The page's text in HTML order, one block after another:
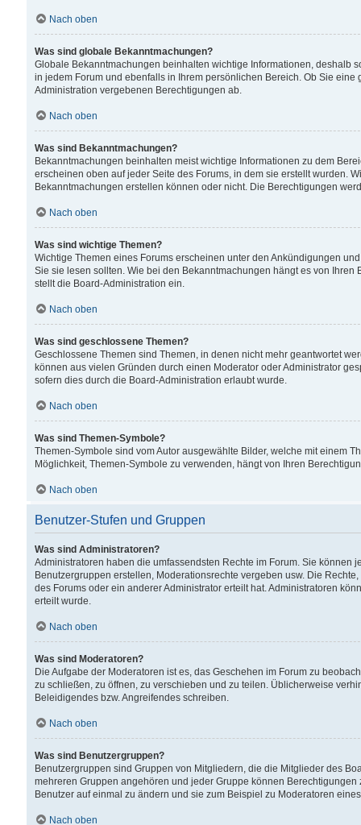
Nach oben
Was sind globale Bekanntmachungen?
Globale Bekanntmachungen beinhalten wichtige Informationen, deshalb
in jedem Forum und ebenfalls in Ihrem persönlichen Bereich. Ob Sie
Administration vergebenen Berechtigungen ab.
Nach oben
Was sind Bekanntmachungen?
Bekanntmachungen beinhalten meist wichtige Informationen zu dem
erscheinen oben auf jeder Seite des Forums, in dem sie erstellt wurden.
Bekanntmachungen erstellen können oder nicht. Die Berechtigungen
Nach oben
Was sind wichtige Themen?
Wichtige Themen eines Forums erscheinen unter den Ankündigungen
Sie sie lesen sollten. Wie bei den Bekanntmachungen hängt es von
stellt die Board-Administration ein.
Nach oben
Was sind geschlossene Themen?
Geschlossene Themen sind Themen, in denen nicht mehr geantwortet
können aus vielen Gründen durch einen Moderator oder Administrator
sofern dies durch die Board-Administration erlaubt wurde.
Nach oben
Was sind Themen-Symbole?
Themen-Symbole sind vom Autor ausgewählte Bilder, welche mit einem
Möglichkeit, Themen-Symbole zu verwenden, hängt von Ihren
Nach oben
Benutzer-Stufen und Gruppen
Was sind Administratoren?
Administratoren haben die umfassendsten Rechte im Forum. Sie können
Benutzergruppen erstellen, Moderationsrechte vergeben usw. Die
des Forums oder ein anderer Administrator erteilt hat. Administratoren
erteilt wurde.
Nach oben
Was sind Moderatoren?
Die Aufgabe der Moderatoren ist es, das Geschehen im Forum zu
zu schließen, zu öffnen, zu verschieben und zu teilen. Üblicherweise
Beleidigendes bzw. Angreifendes schreiben.
Nach oben
Was sind Benutzergruppen?
Benutzergruppen sind Gruppen von Mitgliedern, die die Mitglieder des
mehreren Gruppen angehören und jeder Gruppe können
Benutzer auf einmal zu ändern und sie zum Beispiel zu Moderatoren
Nach oben